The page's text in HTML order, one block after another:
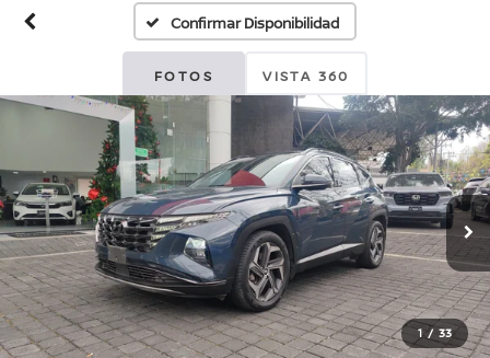
Confirmar Disponibilidad
FOTOS VISTA 360
1 / 33